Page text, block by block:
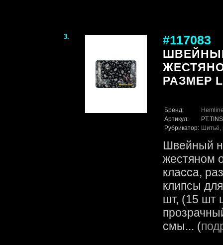
3. #117083
РАЗМЕР
Бренд:
Артикул:
Рубрикатор: Шитьё,
Швейный
жестяном
класса,
клипсы
шт, (15 шт
смы... (